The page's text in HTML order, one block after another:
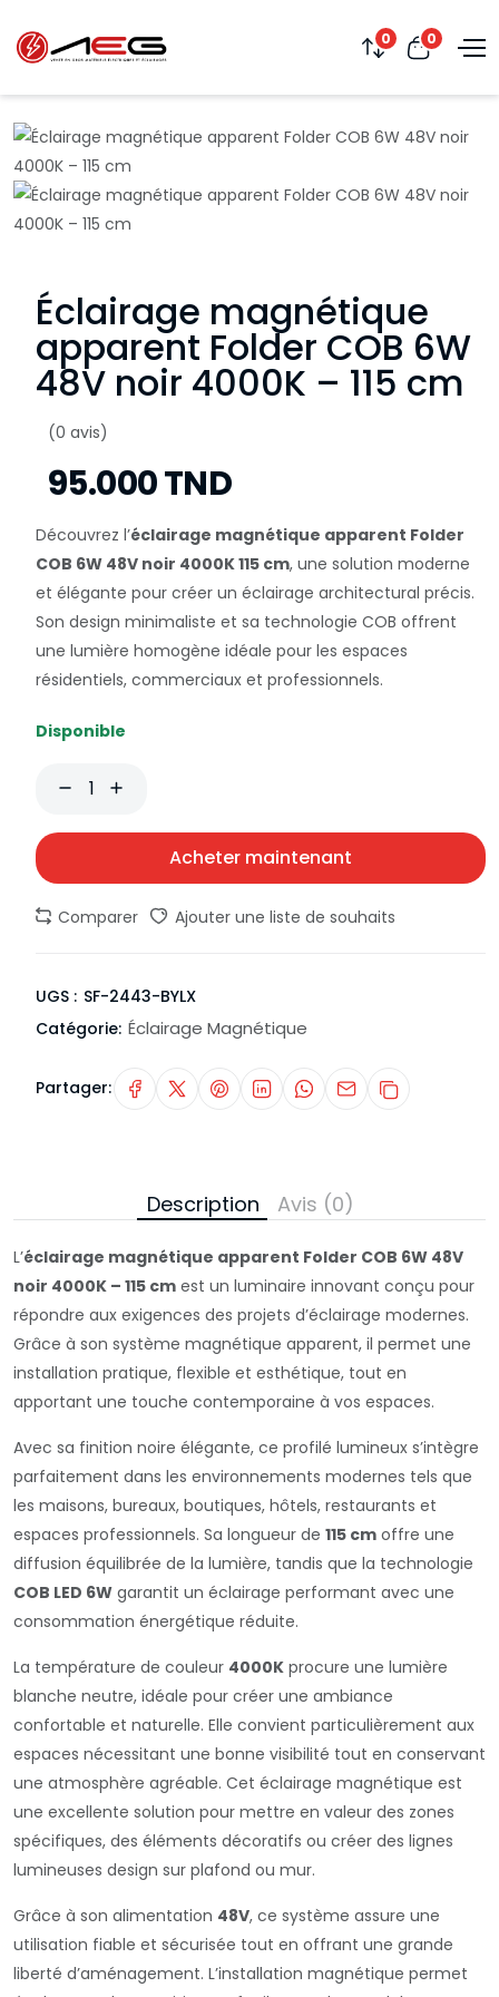
0 0
Éclairage magnétique
apparent Folder COB 6W
48V noir 4000K – 115 cm
(0 avis)
95.000 TND
Découvrez l’éclairage magnétique apparent Folder
COB 6W 48V noir 4000K 115 cm, une solution moderne
et élégante pour créer un éclairage architectural précis.
Son design minimaliste et sa technologie COB offrent
une lumière homogène idéale pour les espaces
résidentiels, commerciaux et professionnels.
Disponible
Acheter maintenant
Comparer Ajouter une liste de souhaits
UGS : SF-2443-BYLX
Catégorie: Éclairage Magnétique
Partager:
Description Avis (0)
L’éclairage magnétique apparent Folder COB 6W 48V
noir 4000K – 115 cm est un luminaire innovant conçu pour
répondre aux exigences des projets d’éclairage modernes.
Grâce à son système magnétique apparent, il permet une
installation pratique, flexible et esthétique, tout en
apportant une touche contemporaine à vos espaces.
Avec sa finition noire élégante, ce profilé lumineux s’intègre
parfaitement dans les environnements modernes tels que
les maisons, bureaux, boutiques, hôtels, restaurants et
espaces professionnels. Sa longueur de 115 cm offre une
diffusion équilibrée de la lumière, tandis que la technologie
COB LED 6W garantit un éclairage performant avec une
consommation énergétique réduite.
La température de couleur 4000K procure une lumière
blanche neutre, idéale pour créer une ambiance
confortable et naturelle. Elle convient particulièrement aux
espaces nécessitant une bonne visibilité tout en conservant
une atmosphère agréable. Cet éclairage magnétique est
une excellente solution pour mettre en valeur des zones
spécifiques, des éléments décoratifs ou créer des lignes
lumineuses design sur plafond ou mur.
Grâce à son alimentation 48V, ce système assure une
utilisation fiable et sécurisée tout en offrant une grande
liberté d’aménagement. L’installation magnétique permet